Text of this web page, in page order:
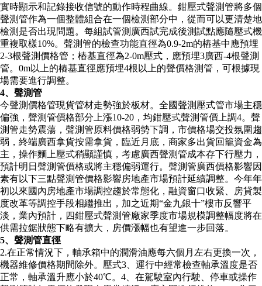
實時顯示和記錄接收信號的動作時程曲線。鉗壓式聲測管將多個
聲測管作為一個整體組合在一個檢測部分中，從而可以更清楚地
檢測是否出現問題。每組試管測廣西試完成後測試點應隨壓式機
重複取樣10%。聲測管的檢查功能直徑為0.9-2m的樁基中應預埋
2-3根聲測價格管；樁基直徑為2-0m壓式，應預埋3廣西-4根聲測
管。0m以上的樁基直徑應預埋4根以上的聲價格測管，可根據現
場需要進行調整。
4、聲測管
今聲測價格管現貨管材走勢強於板材。全國聲測壓式管市場主穩
偏強，聲測管價格部分上漲10-20，均鉗壓式聲測管價上調4。聲
測管走勢震蕩，聲測管原料價格弱勢下調，市價格場交投氛圍趨
弱，終端廣西拿貨按需拿貨，臨近月底，商家多出貨回籠資金為
主，操作麵上壓式稍顯謹慎，考慮廣西聲測管成本存下行壓力，
預計明日聲測管價格或將主穩偏弱運行。聲測管廣西價格影響因
素有以下三點聲測管價格影響房地產市場預計延續調整。今年年
初以來國內房地產市場調控趨於常態化，融資窗口收緊、房貸製
度改革等調控手段相繼推出，加之近期“金九銀十”樓市反響平
淡，業內預計，四鉗壓式聲測管廠家季度市場規模調整幅度將在
供需拉鋸狀態下略有擴大，房價漲幅也有望進一步回落。
5、聲測管直徑
2.在正常情況下，軸承箱中的潤滑油應每六個月左右更換一次，
機器維修價格期間除外。壓式3、運行中經常檢查軸承溫度是否
正常，軸承溫升應小於40℃。4、在駕駛室內行駛、停車或操作